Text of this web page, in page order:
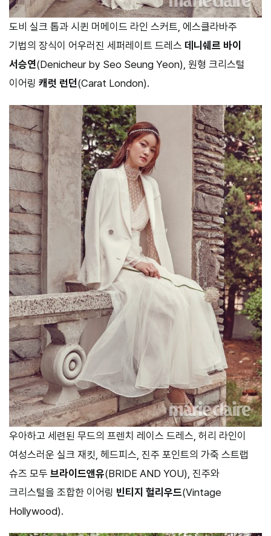
도비 실크 톱과 시퀸 머메이드 라인 스커트, 에스클라바주
기법의 장식이 어우러진 세퍼레이트 드레스 데니쉐르 바이
서승연(Denicheur by Seo Seung Yeon), 원형 크리스털
이어링 캐럿 런던(Carat London).
우아하고 세련된 무드의 프렌치 레이스 드레스, 허리 라인이
여성스러운 실크 재킷, 헤드피스, 진주 포인트의 가죽 스트랩
슈즈 모두 브라이드앤유(BRIDE AND YOU), 진주와
크리스털을 조합한 이어링 빈티지 헐리우드(Vintage
Hollywood).